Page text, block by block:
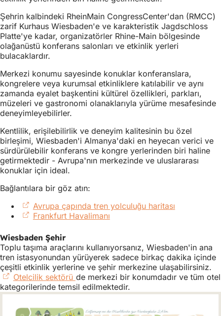
Şehrin kalbindeki RheinMain CongressCenter'dan (RMCC)
zarif Kurhaus Wiesbaden'e ve karakteristik Jagdschloss
Platte'ye kadar, organizatörler Rhine-Main bölgesinde
olağanüstü konferans salonları ve etkinlik yerleri
bulacaklardır.
Merkezi konumu sayesinde konuklar konferanslara,
kongrelere veya kurumsal etkinliklere katılabilir ve aynı
zamanda eyalet başkentini kültürel özellikleri, parkları,
müzeleri ve gastronomi olanaklarıyla yürüme mesafesinde
deneyimleyebilirler.
Kentlilik, erişilebilirlik ve deneyim kalitesinin bu özel
birleşimi, Wiesbaden'i Almanya'daki en heyecan verici ve
sürdürülebilir konferans ve kongre yerlerinden biri haline
getirmektedir - Avrupa'nın merkezinde ve uluslararası
konuklar için ideal.
Bağlantılara bir göz atın:
Avrupa çapında tren yolculuğu haritası
Frankfurt Havalimanı
açılır)
Wiesbaden Şehir
Toplu taşıma araçlarını kullanıyorsanız, Wiesbaden'in ana
tren istasyonundan yürüyerek sadece birkaç dakika içinde
çeşitli etkinlik yerlerine ve şehir merkezine ulaşabilirsiniz.
Otelcilik sektörü (Yeni
bir
sekmede
açılır)
de merkezi bir konumdadır ve tüm otel
kategorilerinde temsil edilmektedir.